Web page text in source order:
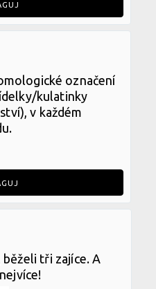
označení
kulatinky
v každém
běželi tři zajíce. A